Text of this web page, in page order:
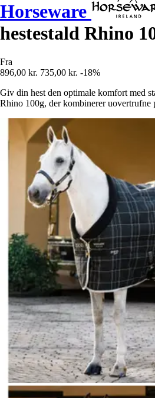
Horseware
hestestald Rhino
Fra
896,00 kr. 735,00 kr. -18%
Giv din hest den optimale komfort med
Rhino 100g, der kombinerer uovertrufne